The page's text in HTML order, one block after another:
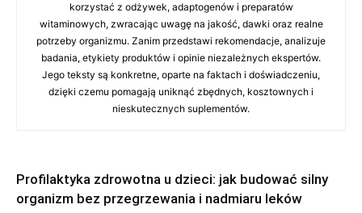
korzystać z odżywek, adaptogenów i preparatów
witaminowych, zwracając uwagę na jakość, dawki oraz realne
potrzeby organizmu. Zanim przedstawi rekomendacje, analizuje
badania, etykiety produktów i opinie niezależnych ekspertów.
Jego teksty są konkretne, oparte na faktach i doświadczeniu,
dzięki czemu pomagają uniknąć zbędnych, kosztownych i
nieskutecznych suplementów.
Profilaktyka zdrowotna u dzieci: jak budować silny
organizm bez przegrzewania i nadmiaru leków